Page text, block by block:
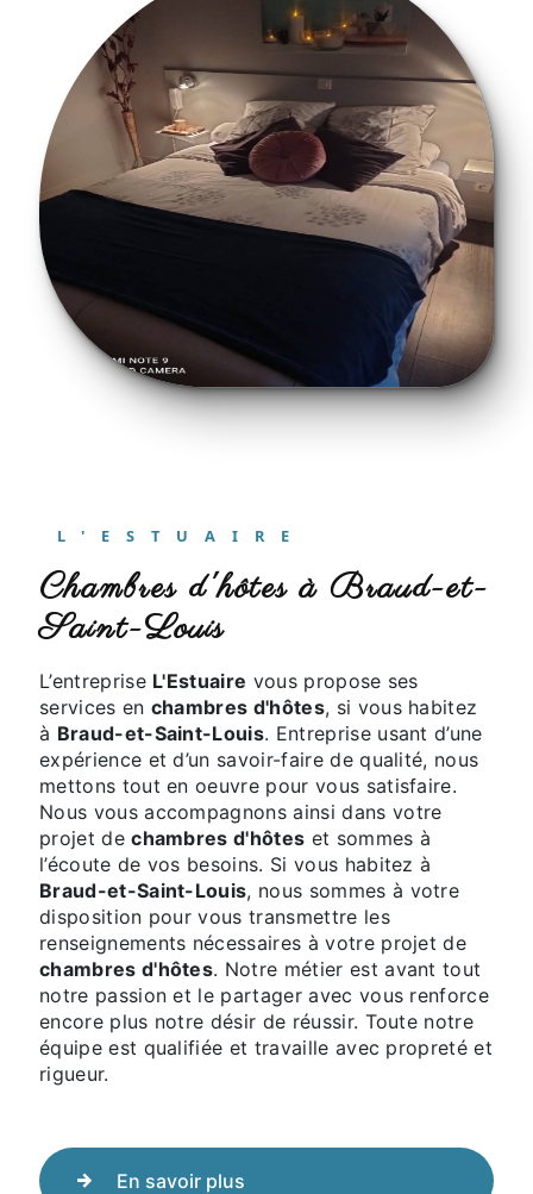
L'ESTUAIRE
chambres d'hôtes à Braud-et-
Saint-Louis
L’entreprise L'Estuaire vous propose ses
services en chambres d'hôtes, si vous habitez
à Braud-et-Saint-Louis. Entreprise usant d’une
expérience et d’un savoir-faire de qualité, nous
mettons tout en oeuvre pour vous satisfaire.
Nous vous accompagnons ainsi dans votre
projet dechambres d'hôtes et sommes à
l’écoute de vos besoins. Si vous habitez à
Braud-et-Saint-Louis, nous sommes à votre
disposition pour vous transmettre les
renseignements nécessaires à votre projet de
chambres d'hôtes. Notre métier est avant tout
notre passion et le partager avec vous renforce
encore plus notre désir de réussir. Toute notre
équipe est qualifiée et travaille avec propreté et
rigueur.
En savoir plus